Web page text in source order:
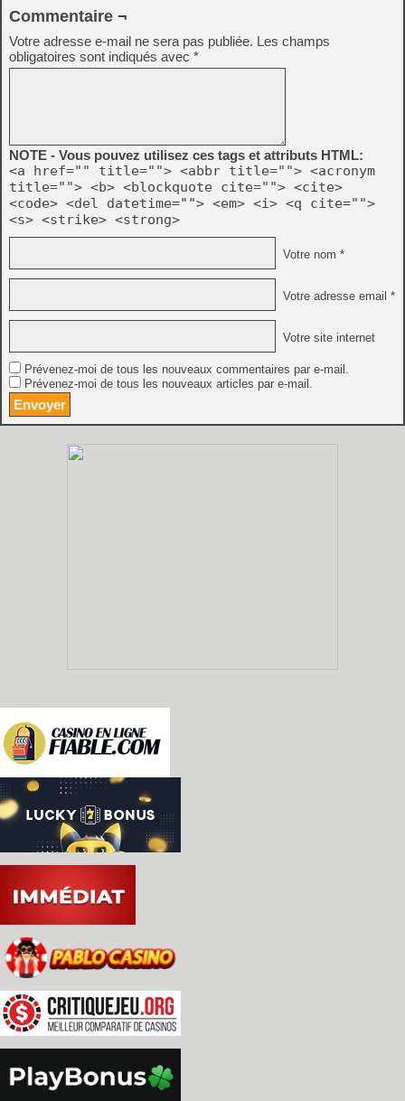
Commentaire ¬
Votre adresse e-mail ne sera pas publiée. Les champs
obligatoires sont indiqués avec *
NOTE - Vous pouvez utilisez ces tags et attributs HTML:
<a href="" title=""> <abbr title=""> <acronym
title=""> <b> <blockquote cite=""> <cite>
<code> <del datetime=""> <em> <i> <q cite="">
<s> <strike> <strong>
Votre nom *
Votre adresse email *
Votre site internet
Prévenez-moi de tous les nouveaux commentaires par e-mail.
Prévenez-moi de tous les nouveaux articles par e-mail.